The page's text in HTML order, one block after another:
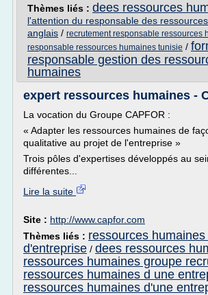
Thèmes liés : dees ressources
l'attention du responsable des
anglais / recrutement responsable ressources
responsable ressources humaines tunisie /
responsable gestion des
humaines
expert ressources humaines -
La vocation du Groupe CAPFOR :
« Adapter les ressources humaines de
qualitative au projet de l'entreprise »
Trois pôles d'expertises développés au
différentes...
Lire la suite
Site : http://www.capfor.com
Thèmes liés : ressources
d'entreprise / dees ressources
ressources humaines groupe
ressources humaines d une
ressources humaines d'une